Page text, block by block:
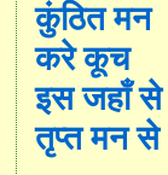
कुंठित मन
करे कूच
इस जहाँ से
तृप्‍त मन